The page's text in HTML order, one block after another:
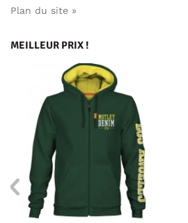
Plan du site »
MEILLEUR PRIX !